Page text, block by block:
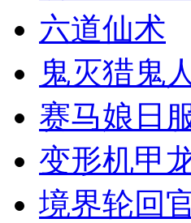
六道仙术
鬼灭猎鬼
赛马娘日
变形机甲
境界轮回